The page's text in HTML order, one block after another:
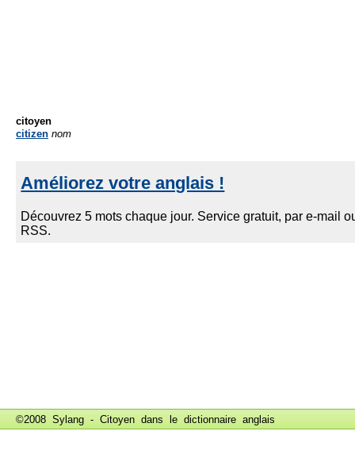
citoyen
citizen nom
©2008 Sylang - Citoyen dans le dictionnaire anglais